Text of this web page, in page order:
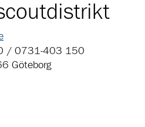
/ 0731-403 150
Göteborg